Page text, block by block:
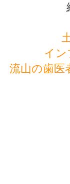
イン
流山の歯医